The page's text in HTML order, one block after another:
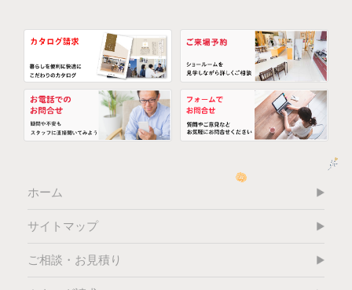
ホーム
サイトマップ
ご相談・お見積り